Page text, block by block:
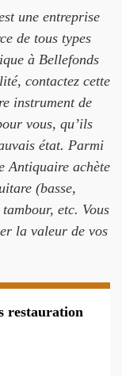
une entreprise
de tous types
à Bellefonds
contactez cette
instrument de
vous, qu’ils
état. Parmi
Antiquaire achète
(basse,
etc. Vous
la valeur de vos
restauration